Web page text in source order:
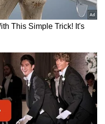
ಫಿದಾ: ನೆಟ್ಟಿಗರು ಮಾತ್ರ ‘KGF on
Steroids’ ಅಂತಿದ್ದಾರೆ!
ಪ್ರಾಣ":
Rishab
ಇಳಿಕೆ: ಮೋದಿ-